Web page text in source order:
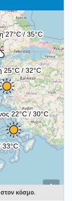
i
κόσμο.